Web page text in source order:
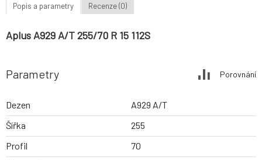
Popis a parametry Recenze (0)
Aplus A929 A/T 255/70 R 15 112S
Parametry Porovnání
Dezen
A929 A/T
Šířka
255
Profil
70